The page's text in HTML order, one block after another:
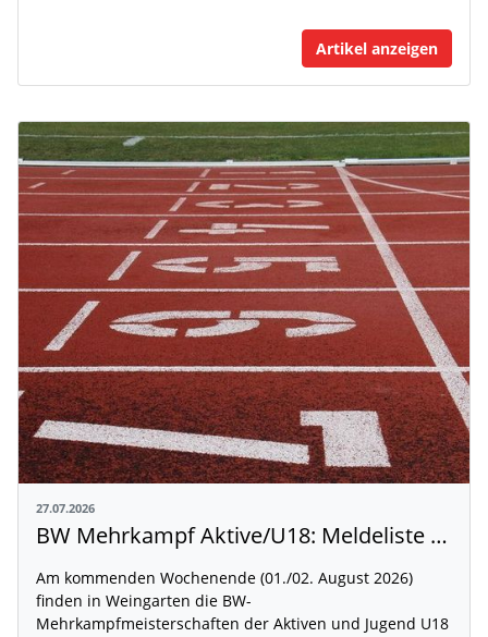
Artikel anzeigen
27.07.2026
BW Mehrkampf Aktive/U18: Meldeliste mit Riegeneinteilung und Rahmenzeitplan veröffentlicht
Am kommenden Wochenende (01./02. August 2026)
finden in Weingarten die BW-
Mehrkampfmeisterschaften der Aktiven und Jugend U18